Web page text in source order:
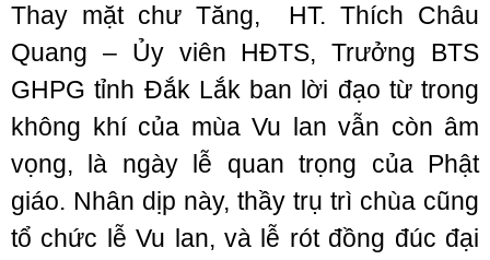
Thay mặt chư Tăng, HT. Thích Châu
Quang – Ủy viên HĐTS, Trưởng BTS
GHPG tỉnh Đắk Lắk ban lời đạo từ trong
không khí của mùa Vu lan vẫn còn âm
vọng, là ngày lễ quan trọng của Phật
giáo. Nhân dịp này, thầy trụ trì chùa cũng
tổ chức lễ Vu lan, và lễ rót đồng đúc đại